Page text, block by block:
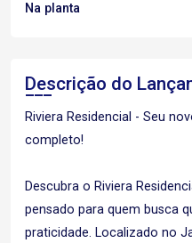
Na planta
Descrição do
Riviera Residencial - Seu
completo!
Descubra o Riviera
pensado para quem busca
praticidade. Localizado no